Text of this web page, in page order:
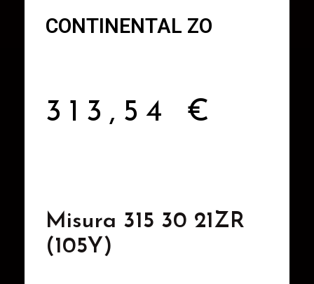
CONTINENTAL ZO
313,54 €
Misura 315 30 21ZR
(105Y)